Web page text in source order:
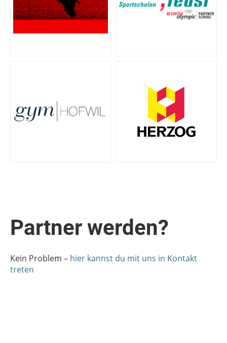
Partner werden?
Kein Problem – hier kannst du mit uns in Kontakt
treten